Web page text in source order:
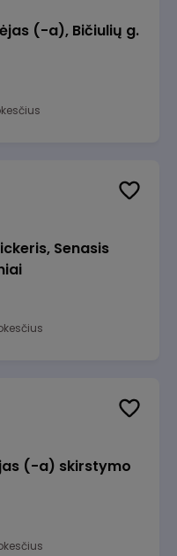
(-a), Bičiulių g.
Senasis
(-a) skirstymo